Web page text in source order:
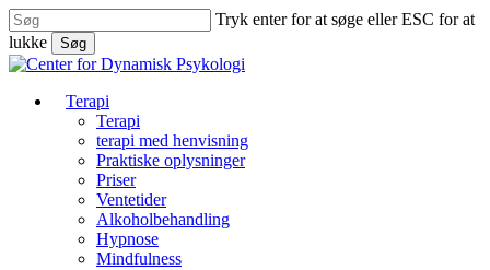
Skip
to
main
content
Tryk enter for at søge eller ESC for at
lukke
Søg
Luk
Menu
Terapi
Terapi
terapi med henvisning
Praktiske oplysninger
Priser
Ventetider
Alkoholbehandling
Hypnose
Mindfulness